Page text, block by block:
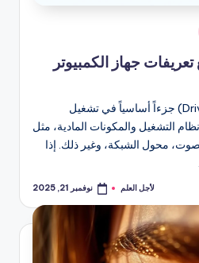
جهاز الكمبيوتر
تعتبر تعريفات الأجهزة (Drivers) جزءاً أساسياً في تشغيل
التشغيل والمكونات المادية، مثل
محول الشبكة، وغير ذلك. إذا
تمّ
بواسطة
لأجل العلم نوفمبر 21, 2025